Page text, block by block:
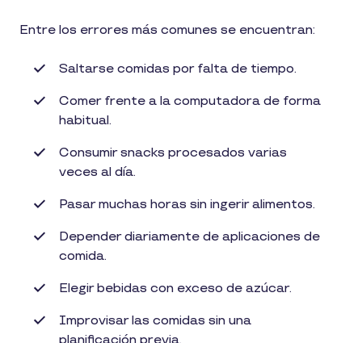
Entre los errores más comunes se encuentran:
Saltarse comidas por falta de tiempo.
Comer frente a la computadora de forma
habitual.
Consumir snacks procesados varias
veces al día.
Pasar muchas horas sin ingerir alimentos.
Depender diariamente de aplicaciones de
comida.
Elegir bebidas con exceso de azúcar.
Improvisar las comidas sin una